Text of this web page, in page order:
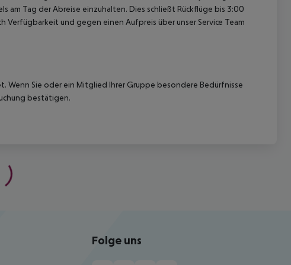
Tag der Abreise einzuhalten. Dies schließt Rückflüge bis 3:00
und gegen einen Aufpreis über unser Service Team
Wenn Sie oder ein Mitglied Ihrer Gruppe besondere Bedürfnisse
bestätigen.
Folge uns